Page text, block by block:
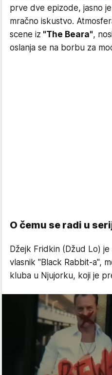
prve dve epizode, jasno
mračno iskustvo.
scene iz "The Beara",
oslanja se na borbu za
O čemu se radi u
Džejk Fridkin (Džud Lo)
vlasnik "Black Rabbit-a",
kluba u Njujorku, koji je